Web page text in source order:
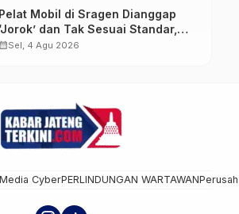
Pelat Mobil di Sragen Dianggap
‘Jorok’ dan Tak Sesuai Standar,
Pengemudi Kena Tilang
calendar_monthSel, 4 Agu 2026
CyberPERLINDUNGAN WARTAWAN